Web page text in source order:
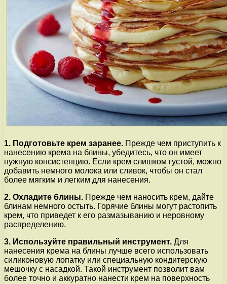
1. Подготовьте крем заранее. Прежде чем приступить к
нанесению крема на блины, убедитесь, что он имеет
нужную консистенцию. Если крем слишком густой, можно
добавить немного молока или сливок, чтобы он стал
более мягким и легким для нанесения.
2. Охладите блины. Прежде чем наносить крем, дайте
блинам немного остыть. Горячие блины могут растопить
крем, что приведет к его размазыванию и неровному
распределению.
3. Используйте правильный инструмент. Для
нанесения крема на блины лучше всего использовать
силиконовую лопатку или специальную кондитерскую
мешочку с насадкой. Такой инструмент позволит вам
более точно и аккуратно нанести крем на поверхность